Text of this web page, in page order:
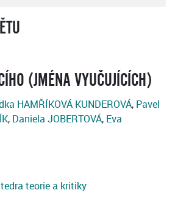
(JMÉNA VYUČUJÍCÍCH)
HAMŘÍKOVÁ KUNDEROVÁ, Pavel
, Daniela JOBERTOVÁ, Eva
teorie a kritiky